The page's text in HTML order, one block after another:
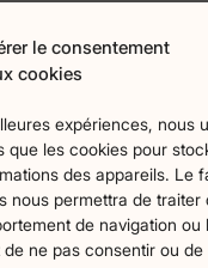
le consentement
cookies
expériences, nous
que les cookies pour
des appareils. Le
nous permettra de traiter
de navigation ou
ne pas consentir ou de
culture256
Collectivités
45 Économie et
371 Histoire et
1 Nature et